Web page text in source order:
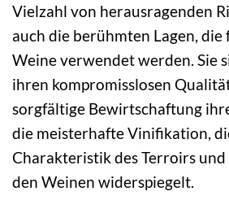
Vielzahl von herausragenden
auch die berühmten Lagen, die
Weine verwendet werden. Sie
ihren kompromisslosen
sorgfältige Bewirtschaftung
die meisterhafte Vinifikation,
Charakteristik des Terroirs
den Weinen widerspiegelt.